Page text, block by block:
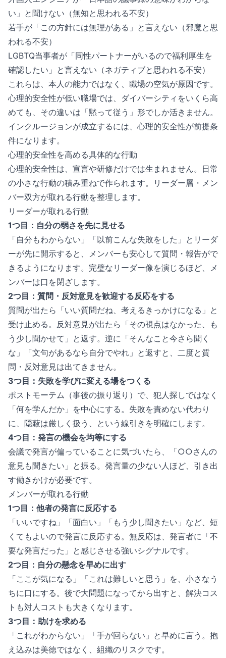
い」と聞けない（無知と思われる不安）
若手が「この方針には無理がある」と言えない（邪魔と思
われる不安）
LGBTQ当事者が「同性パートナーがいるので福利厚生を
確認したい」と言えない（ネガティブと思われる不安）
これらは、本人の能力ではなく、職場の空気が原因です。
心理的安全性が低い職場では、ダイバーシティをいくら高
めても、その違いは「黙って従う」形でしか活きません。
インクルージョンが成立するには、心理的安全性が前提条
件になります。
心理的安全性を高める具体的な行動
心理的安全性は、宣言や研修だけでは生まれません。日常
の小さな行動の積み重ねで作られます。リーダー層・メン
バー双方が取れる行動を整理します。
リーダーが取れる行動
1つ目：自分の弱さを先に見せる
「自分もわからない」「以前こんな失敗をした」とリーダ
ーが先に開示すると、メンバーも安心して質問・報告がで
きるようになります。完璧なリーダー像を演じるほど、メ
ンバーは口を閉ざします。
2つ目：質問・反対意見を歓迎する反応をする
質問が出たら「いい質問だね、考えるきっかけになる」と
受け止める。反対意見が出たら「その視点はなかった、も
う少し聞かせて」と返す。逆に「そんなこと今さら聞く
な」「文句があるなら自分でやれ」と返すと、二度と質
問・反対意見は出てきません。
3つ目：失敗を学びに変える場をつくる
ポストモーテム（事後の振り返り）で、犯人探しではなく
「何を学んだか」を中心にする。失敗を責めない代わり
に、隠蔽は厳しく扱う、という線引きを明確にします。
4つ目：発言の機会を均等にする
会議で発言が偏っていることに気づいたら、「○○さんの
意見も聞きたい」と振る。発言量の少ない人ほど、引き出
す働きかけが必要です。
メンバーが取れる行動
1つ目：他者の発言に反応する
「いいですね」「面白い」「もう少し聞きたい」など、短
くてもよいので発言に反応する。無反応は、発言者に「不
要な発言だった」と感じさせる強いシグナルです。
2つ目：自分の懸念を早めに出す
「ここが気になる」「これは難しいと思う」を、小さなう
ちに口にする。後で大問題になってから出すと、解決コス
トも対人コストも大きくなります。
3つ目：助けを求める
「これがわからない」「手が回らない」と早めに言う。抱
え込みは美徳ではなく、組織のリスクです。